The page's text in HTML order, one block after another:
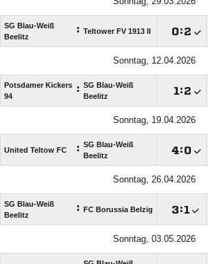
SG Blau-Weiß
Beelitz
: Teltower FV 1913 II :
Sonntag, 12.04.2026
Potsdamer Kickers
94
: SG Blau-Weiß
Beelitz
 :
Sonntag, 19.04.2026
United Teltow FC : SG Blau-Weiß
Beelitz
:
Sonntag, 26.04.2026
SG Blau-Weiß
Beelitz
: FC Borussia Belzig :
Sonntag, 03.05.2026